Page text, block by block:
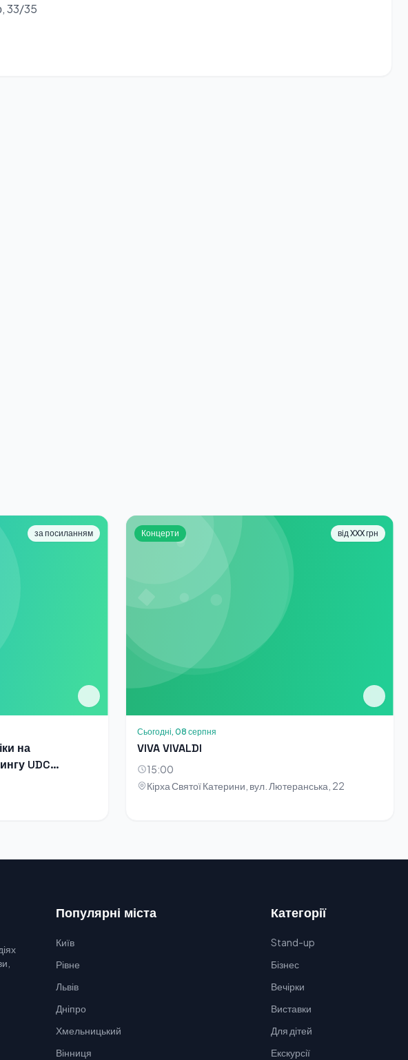
33/35
за посиланням
на
UDC
Концерти від XXX грн
Сьогодні, 08 серпня
VIVA VIVALDI
15:00
Кірха Святої Катерини, вул. Лютеранська, 22
Популярні міста
Київ
Рівне
Львів
Дніпро
Хмельницький
Вінниця
Категорії
Stand-up
Бізнес
Вечірки
Виставки
Для дітей
Екскурсії